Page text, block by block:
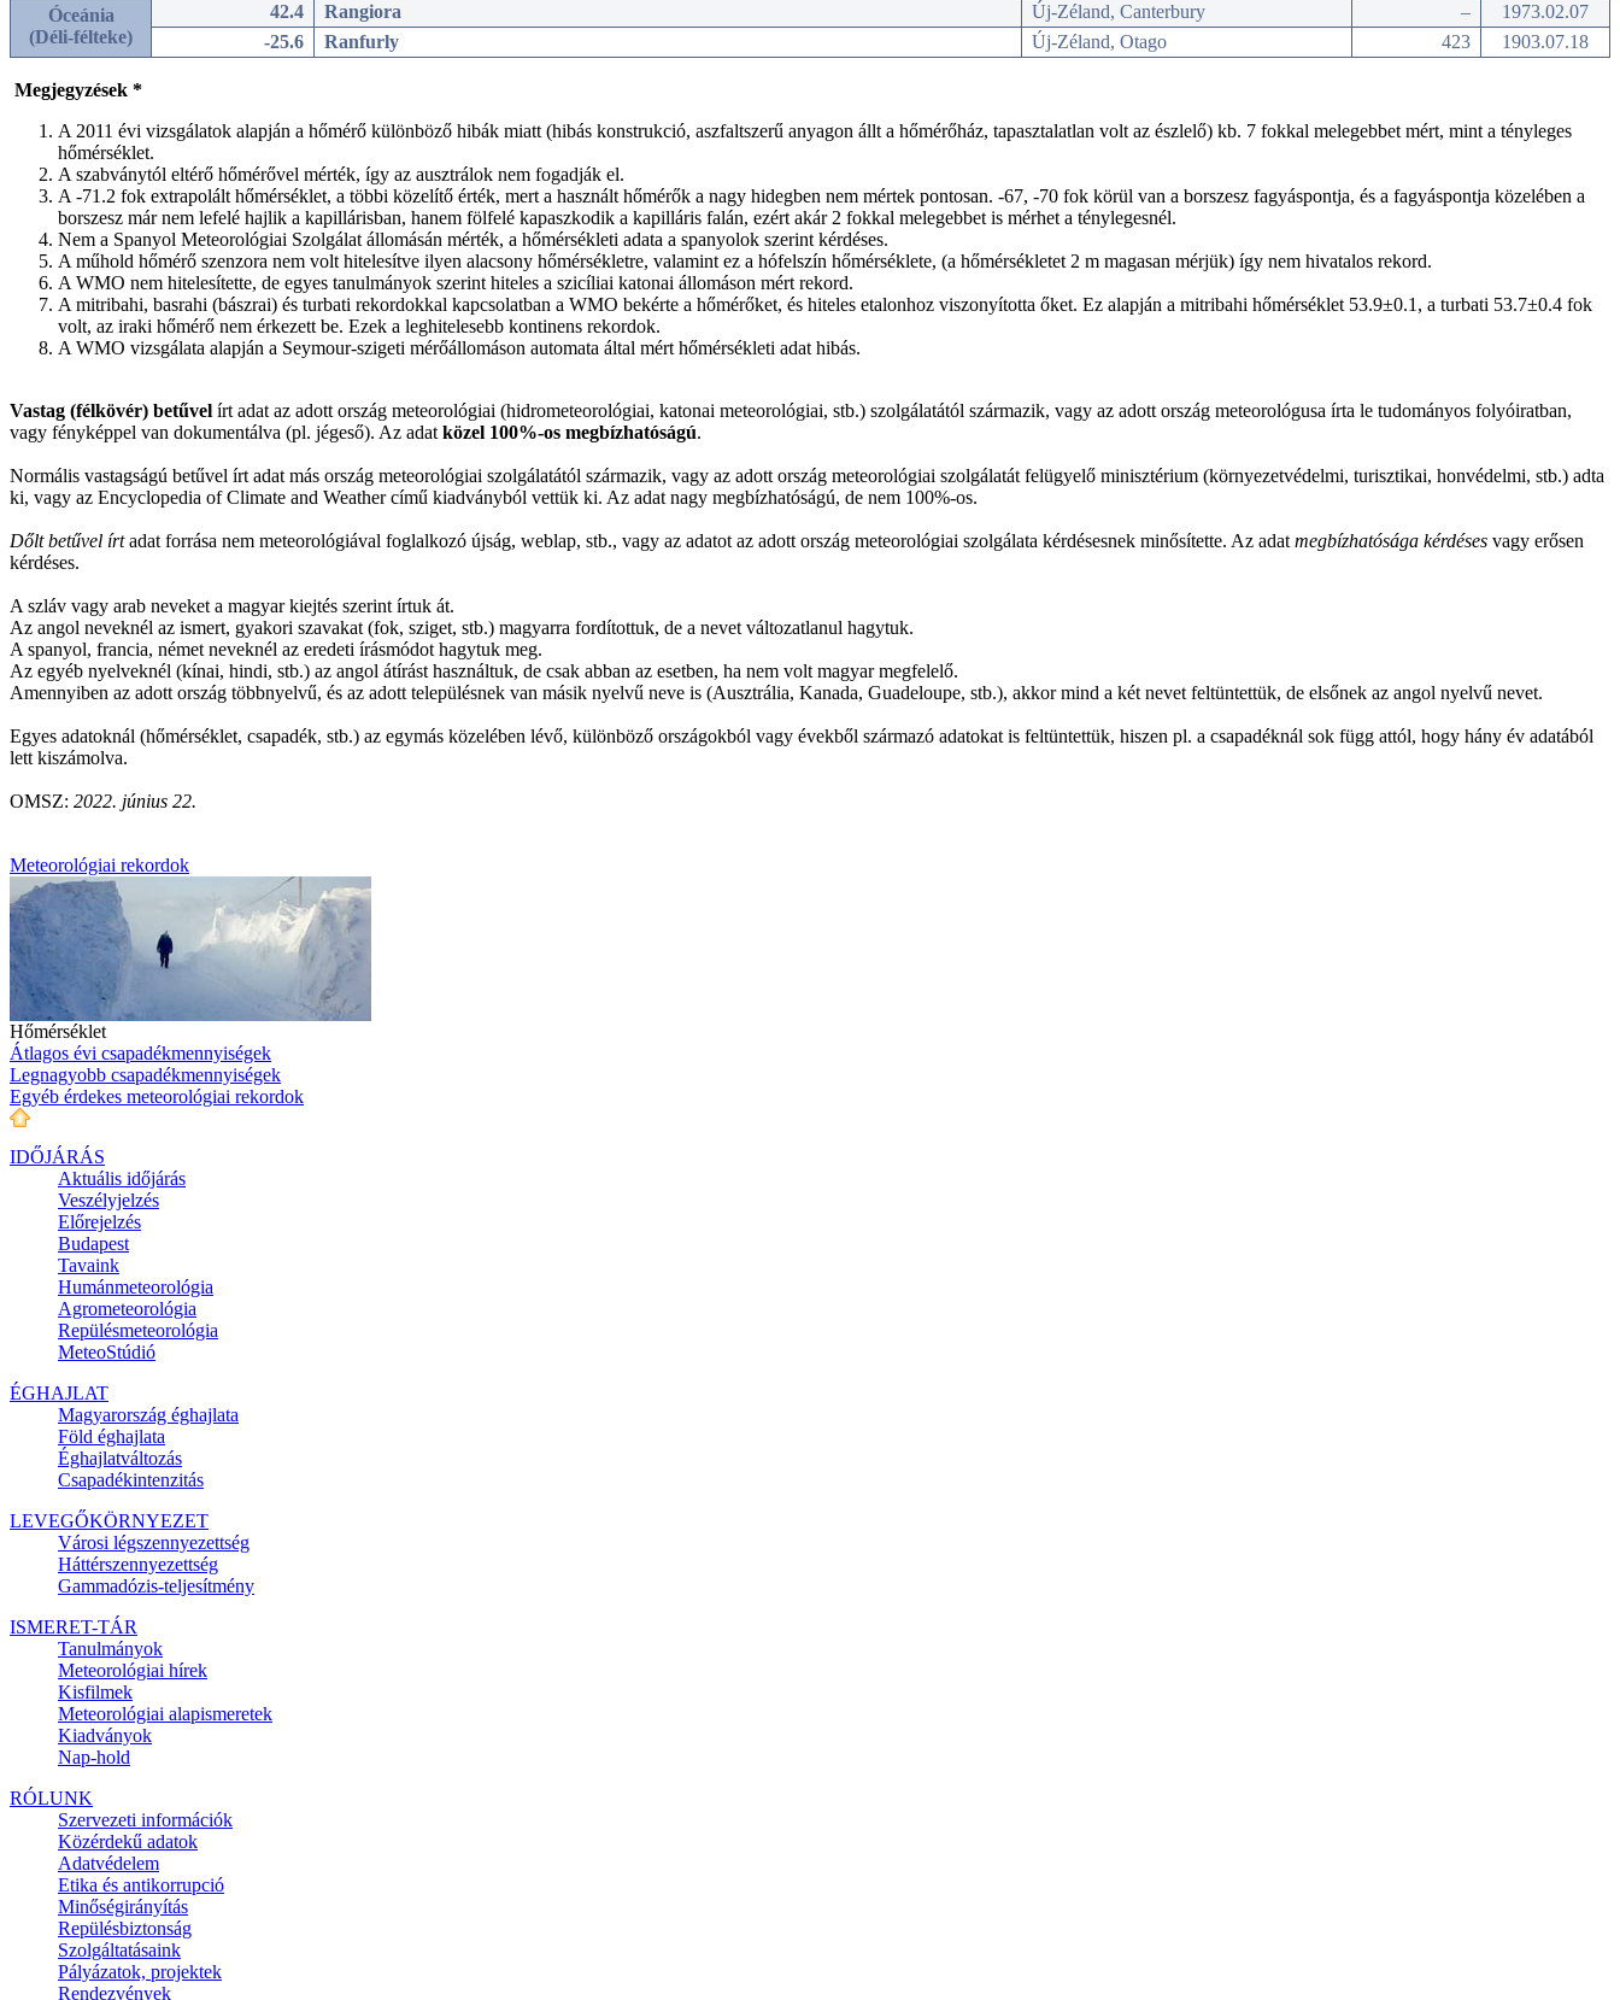
Óceánia
(Déli-félteke)
42.4 Rangiora Új-Zéland, Canterbury –
1973.02.07
-25.6
Ranfurly Új-Zéland, Otago 423 1903.07.18
Megjegyzések *
A 2011 évi vizsgálatok alapján a hőmérő különböző hibák miatt (hibás konstrukció, aszfaltszerű anyagon állt a hőmérőház, tapasztalatlan volt az észlelő) kb. 7 fokkal melegebbet mért, mint a tényleges
hőmérséklet.
A szabványtól eltérő hőmérővel mérték, így az ausztrálok nem fogadják el.
A -71.2 fok extrapolált hőmérséklet, a többi közelítő érték, mert a használt hőmérők a nagy hidegben nem mértek pontosan. -67, -70 fok körül van a borszesz fagyáspontja, és a fagyáspontja közelében a
borszesz már nem lefelé hajlik a kapillárisban, hanem fölfelé kapaszkodik a kapilláris falán, ezért akár 2 fokkal melegebbet is mérhet a ténylegesnél.
Nem a Spanyol Meteorológiai Szolgálat állomásán mérték, a hőmérsékleti adata a spanyolok szerint kérdéses.
A műhold hőmérő szenzora nem volt hitelesítve ilyen alacsony hőmérsékletre, valamint ez a hófelszín hőmérséklete, (a hőmérsékletet 2 m magasan mérjük) így nem hivatalos rekord.
A WMO nem hitelesítette, de egyes tanulmányok szerint hiteles a szicíliai katonai állomáson mért rekord.
A mitribahi, basrahi (bászrai) és turbati rekordokkal kapcsolatban a WMO bekérte a hőmérőket, és hiteles etalonhoz viszonyította őket. Ez alapján a mitribahi hőmérséklet 53.9±0.1, a turbati 53.7±0.4 fok
volt, az iraki hőmérő nem érkezett be. Ezek a leghitelesebb kontinens rekordok.
A WMO vizsgálata alapján a Seymour-szigeti mérőállomáson automata által mért hőmérsékleti adat hibás.
Vastag (félkövér) betűvel írt adat az adott ország meteorológiai (hidrometeorológiai, katonai meteorológiai, stb.) szolgálatától származik, vagy az adott ország meteorológusa írta le tudományos folyóiratban,
vagy fényképpel van dokumentálva (pl. jégeső). Az adat közel 100%-os megbízhatóságú.
Normális vastagságú betűvel írt adat más ország meteorológiai szolgálatától származik, vagy az adott ország meteorológiai szolgálatát felügyelő minisztérium (környezetvédelmi, turisztikai, honvédelmi, stb.) adta
ki, vagy az Encyclopedia of Climate and Weather című kiadványból vettük ki. Az adat nagy megbízhatóságú, de nem 100%-os.
Dőlt betűvel írtadat forrása nem meteorológiával foglalkozó újság, weblap, stb., vagy az adatot az adott ország meteorológiai szolgálata kérdésesnek minősítette. Az adat megbízhatósága kérdéses vagy erősen
kérdéses.
A szláv vagy arab neveket a magyar kiejtés szerint írtuk át.
Az angol neveknél az ismert, gyakori szavakat (fok, sziget, stb.) magyarra fordítottuk, de a nevet változatlanul hagytuk.
A spanyol, francia, német neveknél az eredeti írásmódot hagytuk meg.
Az egyéb nyelveknél (kínai, hindi, stb.) az angol átírást használtuk, de csak abban az esetben, ha nem volt magyar megfelelő.
Amennyiben az adott ország többnyelvű, és az adott településnek van másik nyelvű neve is (Ausztrália, Kanada, Guadeloupe, stb.), akkor mind a két nevet feltüntettük, de elsőnek az angol nyelvű nevet.
Egyes adatoknál (hőmérséklet, csapadék, stb.) az egymás közelében lévő, különböző országokból vagy évekből származó adatokat is feltüntettük, hiszen pl. a csapadéknál sok függ attól, hogy hány év adatából
lett kiszámolva.
OMSZ: 2022. június 22.
Meteorológiai rekordok
Hőmérséklet
Átlagos évi csapadékmennyiségek
Legnagyobb csapadékmennyiségek
Egyéb érdekes meteorológiai rekordok
IDŐJÁRÁS
Aktuális időjárás
Veszélyjelzés
Előrejelzés
Budapest
Tavaink
Humánmeteorológia
Agrometeorológia
Repülésmeteorológia
MeteoStúdió
ÉGHAJLAT
Magyarország éghajlata
Föld éghajlata
Éghajlatváltozás
Csapadékintenzitás
LEVEGŐKÖRNYEZET
Városi légszennyezettség
Háttérszennyezettség
Gammadózis-teljesítmény
ISMERET-TÁR
Tanulmányok
Meteorológiai hírek
Kisfilmek
Meteorológiai alapismeretek
Kiadványok
Nap-hold
RÓLUNK
Szervezeti információk
Közérdekű adatok
Adatvédelem
Etika és antikorrupció
Minőségirányítás
Repülésbiztonság
Szolgáltatásaink
Pályázatok, projektek
Rendezvények